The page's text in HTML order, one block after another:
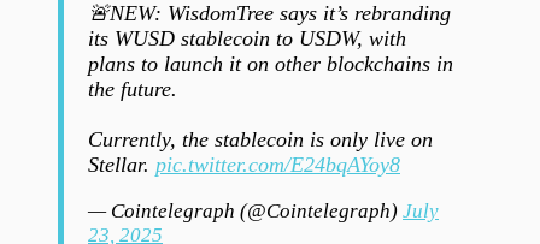
🚨NEW: WisdomTree says it’s rebranding
its WUSD stablecoin to USDW, with
plans to launch it on other blockchains in
the future.
Currently, the stablecoin is only live on
Stellar. pic.twitter.com/E24bqAYoy8
— Cointelegraph (@Cointelegraph) July
23, 2025